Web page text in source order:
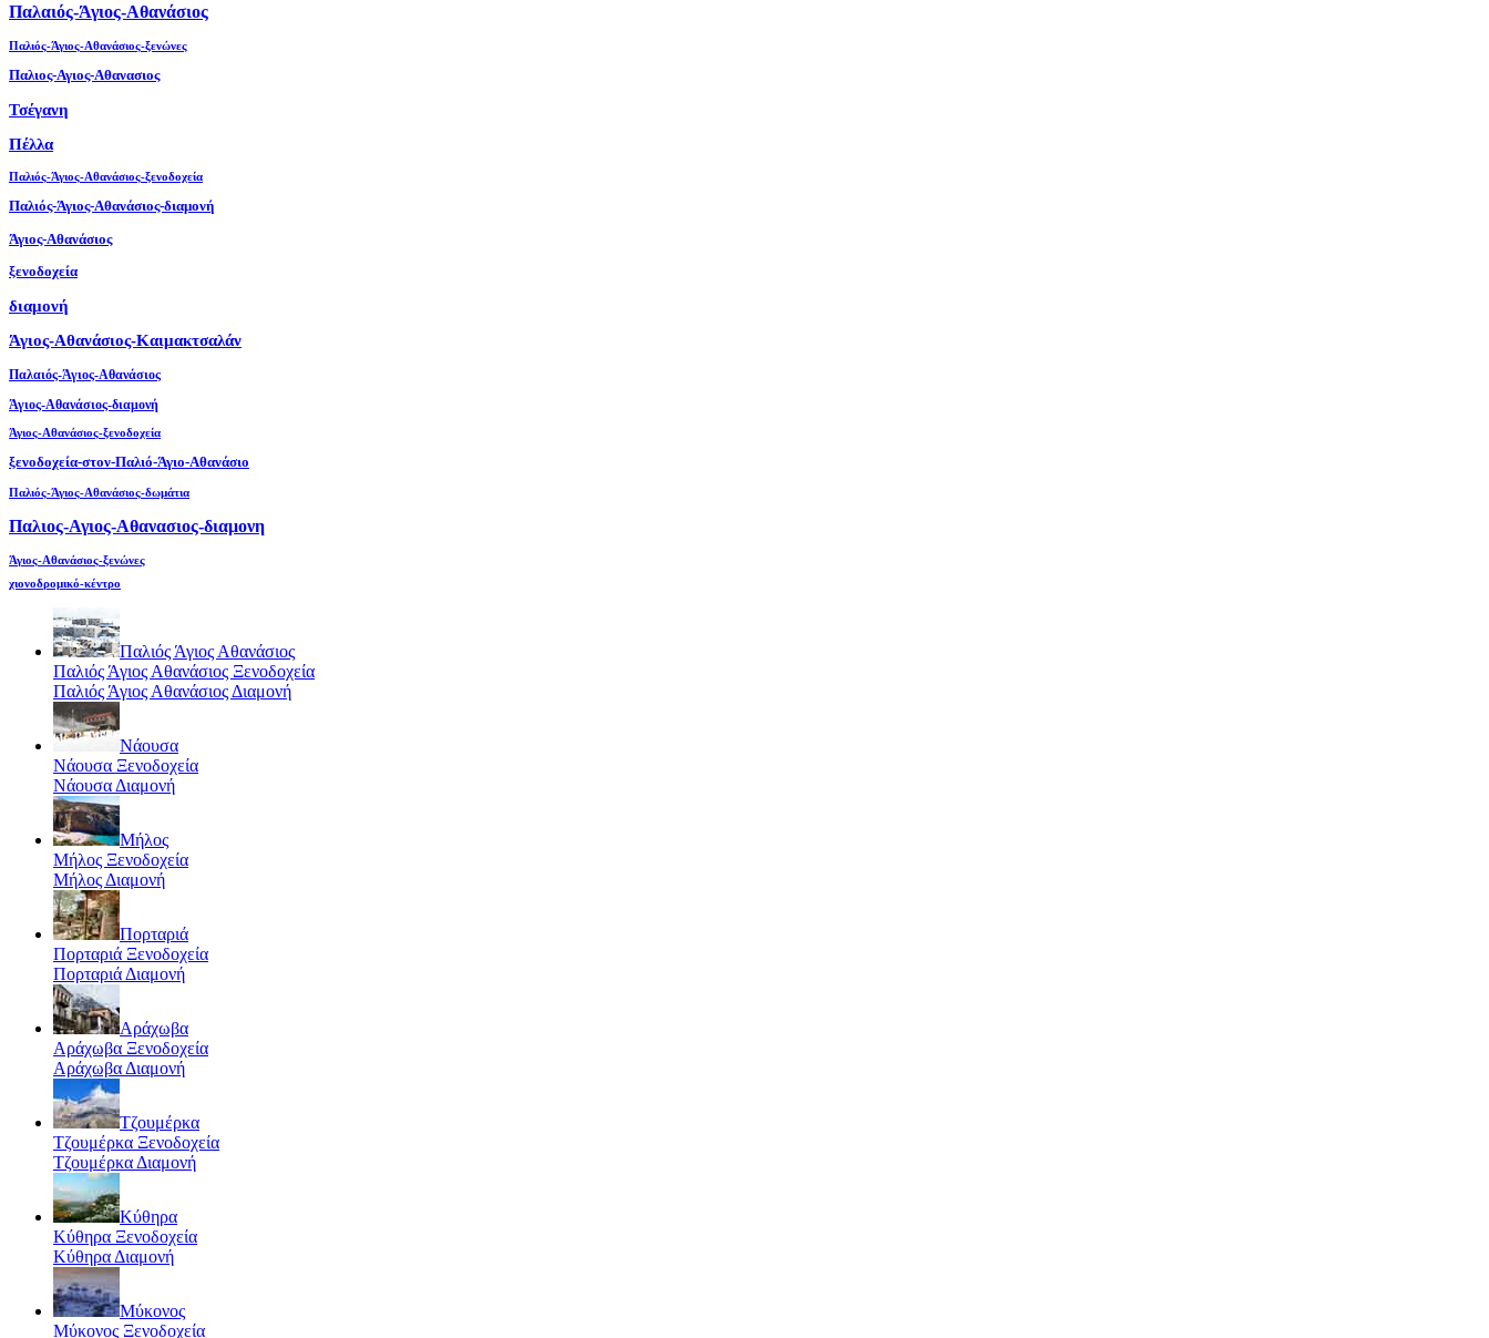
Παλαιός-Άγιος-Αθανάσιος
Παλιός-Άγιος-Αθανάσιος-ξενώνες
Παλιος-Αγιος-Αθανασιος
Τσέγανη
Πέλλα
Παλιός-Άγιος-Αθανάσιος-ξενοδοχεία
Παλιός-Άγιος-Αθανάσιος-διαμονή
Άγιος-Αθανάσιος
ξενοδοχεία
διαμονή
Άγιος-Αθανάσιος-Καιμακτσαλάν
Παλαιός-Άγιος-Αθανάσιος
Άγιος-Αθανάσιος-διαμονή
Άγιος-Αθανάσιος-ξενοδοχεία
ξενοδοχεία-στον-Παλιό-Άγιο-Αθανάσιο
Παλιός-Άγιος-Αθανάσιος-δωμάτια
Παλιος-Αγιος-Αθανασιος-διαμονη
Άγιος-Αθανάσιος-ξενώνες
χιονοδρομικό-κέντρο
Παλιός Άγιος Αθανάσιος
Παλιός Άγιος Αθανάσιος Ξενοδοχεία
Παλιός Άγιος Αθανάσιος Διαμονή
Νάουσα
Νάουσα Ξενοδοχεία
Νάουσα Διαμονή
Μήλος
Μήλος Ξενοδοχεία
Μήλος Διαμονή
Πορταριά
Πορταριά Ξενοδοχεία
Πορταριά Διαμονή
Αράχωβα
Αράχωβα Ξενοδοχεία
Αράχωβα Διαμονή
Τζουμέρκα
Τζουμέρκα Ξενοδοχεία
Τζουμέρκα Διαμονή
Κύθηρα
Κύθηρα Ξενοδοχεία
Κύθηρα Διαμονή
Μύκονος
Μύκονος Ξενοδοχεία